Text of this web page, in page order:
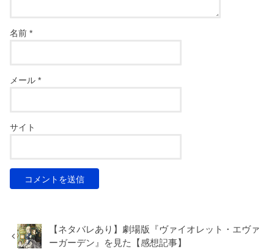
名前*
メール*
サイト
【ネタバレあり】劇場版『ヴァイオレット・エヴァ
ーガーデン』を見た【感想記事】